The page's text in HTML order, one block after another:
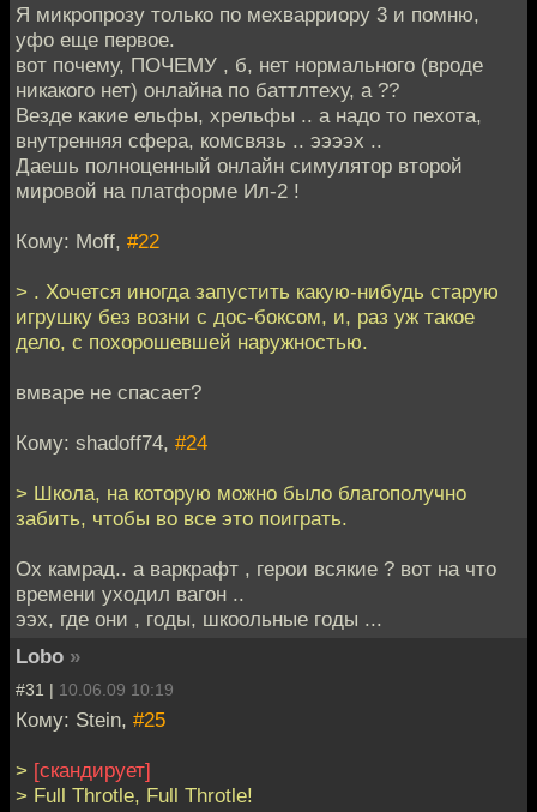
Я микропрозу только по мехварриору 3 и помню,
уфо еще первое.
вот почему, ПОЧЕМУ , б, нет нормального (вроде
никакого нет) онлайна по баттлтеху, а ??
Везде какие ельфы, хрельфы .. а надо то пехота,
внутренняя сфера, комсвязь .. ээээх ..
Даешь полноценный онлайн симулятор второй
мировой на платформе Ил-2 !
Кому: Moff, #22
> . Хочется иногда запустить какую-нибудь старую
игрушку без возни с дос-боксом, и, раз уж такое
дело, с похорошевшей наружностью.
вмваре не спасает?
Кому: shadoff74, #24
> Школа, на которую можно было благополучно
забить, чтобы во все это поиграть.
Ох камрад.. а варкрафт , герои всякие ? вот на что
времени уходил вагон ..
ээх, где они , годы, шкоольные годы ...
Lobo »
#31 | 10.06.09 10:19
Кому: Stein, #25
> [скандирует]
> Full Throtle, Full Throtle!